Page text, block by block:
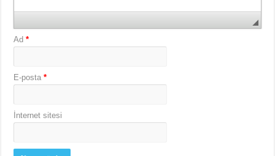
Ad*
E-posta*
İnternet sitesi